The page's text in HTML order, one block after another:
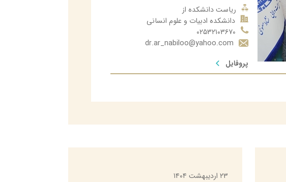
ریاست دانشکده از
دانشکده ادبیات و علوم انسانی
۰۲۵۳۲۱۰۳۶۷۰
dr.ar_nabiloo@yahoo.com
پروفایل
دانشکده ادبیات و علوم انسانی
dr.mfoladi@gmail.com​
۲۳ اردیبهشت ۱۴۰۴